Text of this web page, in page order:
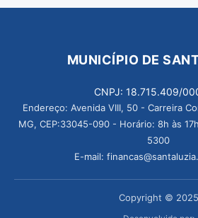
MUNICÍPIO DE
CNPJ: 18.715.409/
Endereço: Avenida VIII, 50 - Carreira
MG, CEP:33045-090 - Horário: 8h às
5300
E-mail:
Copyright © 2025